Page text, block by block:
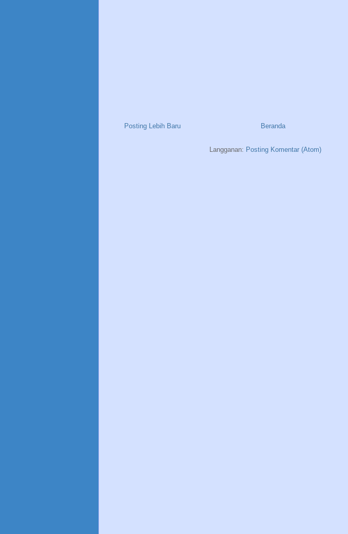
Posting Lebih Baru Beranda
Langganan: Posting Komentar (Atom)